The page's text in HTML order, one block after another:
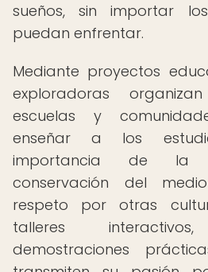
sueños, sin importar
puedan enfrentar.
Mediante proyectos
exploradoras
escuelas y
enseñar a los
importancia de la
conservación del
respeto por otras
talleres
demostraciones